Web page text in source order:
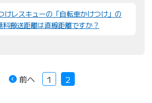
けレスキューの「自転車かけつけ」の
搬送距離は直線距離ですか？
前へ 1 2